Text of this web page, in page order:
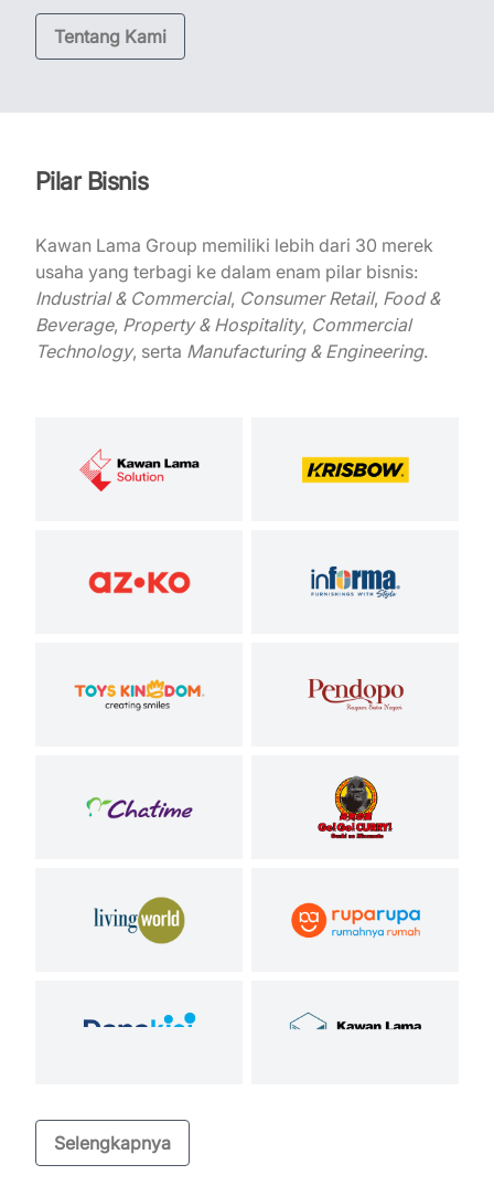
Tentang Kami
Pilar Bisnis
Kawan Lama Group memiliki lebih dari 30 merek
usaha yang terbagi ke dalam enam pilar bisnis:
Industrial & Commercial, Consumer Retail, Food &
Beverage, Property & Hospitality, Commercial
Technology, serta Manufacturing & Engineering.
Selengkapnya